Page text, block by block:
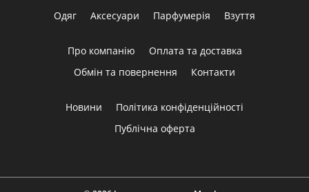
Одяг Аксесуари Парфумерія Взуття
Про компанію
Оплата та доставка
Обмін та повернення
Контакти
Новини
Політика конфіденційності
Публічна оферта